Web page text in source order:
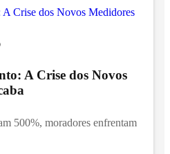
A Crise dos Novos
500%, moradores enfrentam